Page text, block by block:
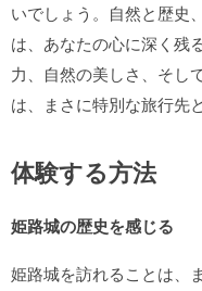
いでしょう。自然と歴史
は、あなたの心に深く残
力、自然の美しさ、そし
は、まさに特別な旅行先
体験する方法
姫路城の歴史を感じる
姫路城を訪れることは、